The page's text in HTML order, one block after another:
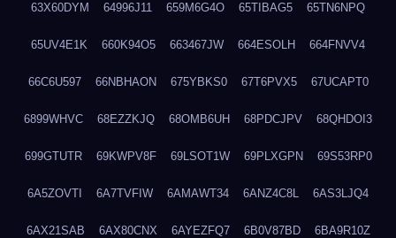
63X60DYM 64996J11 659M6G4O 65TIBAG5 65TN6NPQ
65UV4E1K 660K94O5 663467JW 664ESOLH 664FNVV4
66C6U597 66NBHAON 675YBKS0 67T6PVX5 67UCAPT0
6899WHVC 68EZZKJQ 68OMB6UH 68PDCJPV 68QHDOI3
699GTUTR 69KWPV8F 69LSOT1W 69PLXGPN 69S53RP0
6A5ZOVTI 6A7TVFIW 6AMAWT34 6ANZ4C8L 6AS3LJQ4
6AX21SAB 6AX80CNX 6AYEZFQ7 6B0V87BD 6BA9R10Z